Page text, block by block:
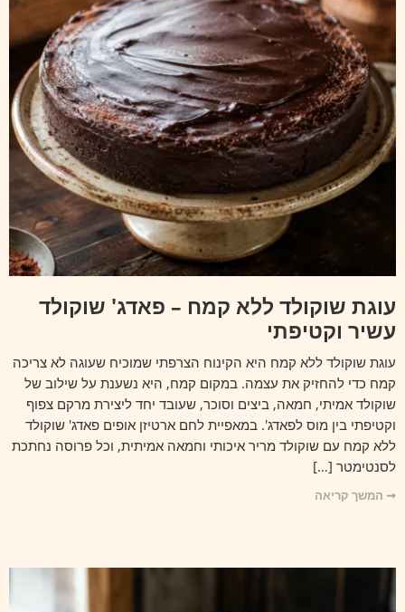
עוגת שוקולד ללא קמח – פאדג' שוקולד
עשיר וקטיפתי
עוגת שוקולד ללא קמח היא הקינוח הצרפתי שמוכיח שעוגה לא צריכה
קמח כדי להחזיק את עצמה. במקום קמח, היא נשענת על שילוב של
שוקולד אמיתי, חמאה, ביצים וסוכר, שעובד יחד ליצירת מרקם צפוף
וקטיפתי בין מוס לפאדג'. במאפיית לחם ארטיזן אופים פאדג' שוקולד
ללא קמח עם שוקולד מריר איכותי וחמאה אמיתית, וכל פרוסה נחתכת
לסנטימטר […]
➞ המשך קריאה